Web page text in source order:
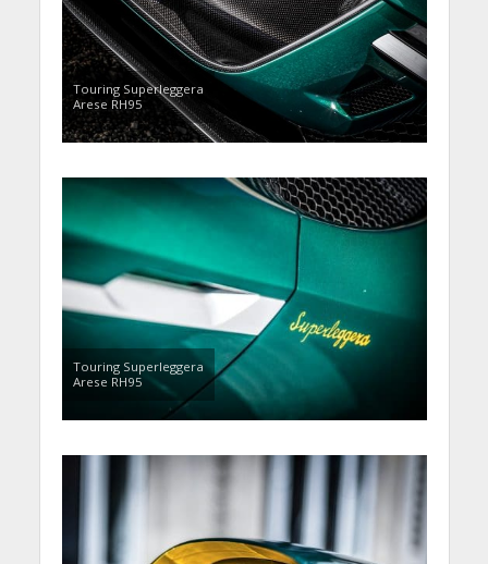
Touring Superleggera
Arese RH95
Touring Superleggera
Arese RH95